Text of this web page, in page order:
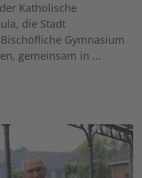
Katholische
die Stadt
Gymnasium
gemeinsam in ...